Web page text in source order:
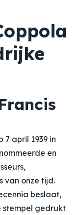
7 april 1939 in
en
van onze tijd.
beslaat,
stempel gedrukt